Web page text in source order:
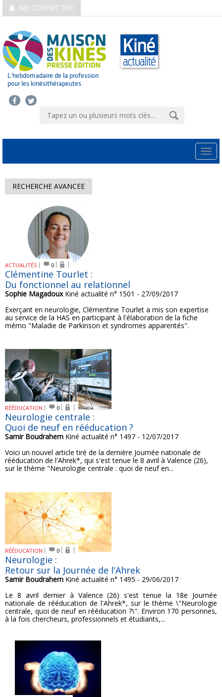
ME CONNECTER
L’hebdomadaire de la profession
pour les kinésithérapeutes
RECHERCHE AVANCEE
ACTUALITÉS 0
Clémentine Tourlet :
Du fonctionnel au relationnel
Sophie MagadouxKiné actualité n° 1501 - 27/09/2017
Exerçant en neurologie, Clémentine Tourlet a mis son expertise
au service de la HAS en participant à l'élaboration de la fiche
mémo "Maladie de Parkinson et syndromes apparentés".
RÉÉDUCATION 0
Neurologie centrale :
Quoi de neuf en rééducation ?
Samir Boudrahem Kiné actualité n° 1497 - 12/07/2017
Voici un nouvel article tiré de la dernière Journée nationale de
rééducation de l'Ahrek*, qui s'est tenue le 8 avril à Valence (26),
sur le thème "Neurologie centrale : quoi de neuf en...
RÉÉDUCATION 0
Neurologie :
Retour sur la Journée de l'Ahrek
Samir Boudrahem Kiné actualité n° 1495 - 29/06/2017
Le 8 avril dernier à Valence (26) s'est tenue la 18e Journée
nationale de rééducation de l'Ahrek*, sur le thème \"Neurologie
centrale, quoi de neuf en rééducation ?\". Environ 170 personnes,
à la fois chercheurs, professionnels et étudiants,...